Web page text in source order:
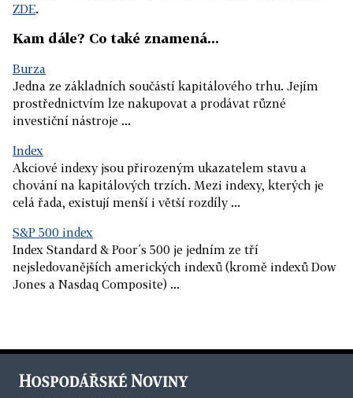
ZDE.
Kam dále? Co také znamená...
Burza
Jedna ze základních součástí kapitálového trhu. Jejím
prostřednictvím lze nakupovat a prodávat různé
investiční nástroje ...
Index
Akciové indexy jsou přirozeným ukazatelem stavu a
chování na kapitálových trzích. Mezi indexy, kterých je
celá řada, existují menší i větší rozdíly ...
S&P 500 index
Index Standard & Poor´s 500 je jedním ze tří
nejsledovanějších amerických indexů (kromě indexů Dow
Jones a Nasdaq Composite) ...